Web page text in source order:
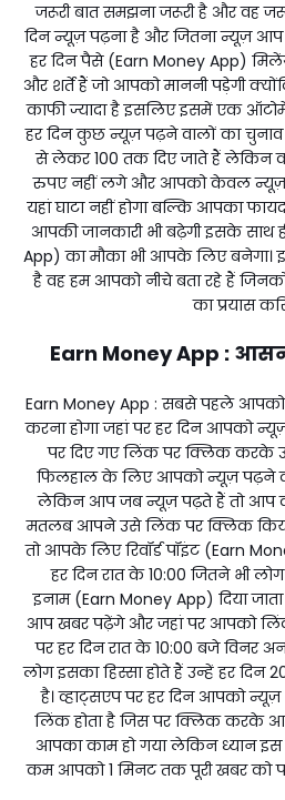
जरूरी बात समझना जरूरी है और वह
दिन न्यूज़ पढ़ना है और जितना न्यूज़
हर दिन पैसे (Earn Money App)
और शर्ते हैं जो आपको माननी पड़ेगी
काफी ज्यादा है इसलिए इसमें एक
हर दिन कुछ न्यूज़ पढ़ने वालों का चुनाव
से लेकर ₹100 तक दिए जाते हैं
रुपए नहीं लगे और आपको केवल न्यूज़
यहां घाटा नहीं होगा बल्कि आपका
आपकी जानकारी भी बढ़ेगी इसके साथ
App) का मौका भी आपके लिए
है वह हम आपको नीचे बता रहे हैं
का प्रयास
Earn Money App :
Earn Money App : सबसे पहले आपको
करना होगा जहां पर हर दिन आपको
पर दिए गए लिंक पर क्लिक करके
फिलहाल के लिए आपको न्यूज़ पढ़ने
लेकिन आप जब न्यूज़ पढ़ते हैं तो आप की
मतलब आपने उसे लिंक पर क्लिक
तो आपके लिए रिवॉर्ड पॉइंट (Earn
हर दिन रात के 10:00 जितने भी
इनाम (Earn Money App) दिया
आप खबर पढ़ेंगे और जहां पर आपको
पर हर दिन रात के 10:00 बजे विनर
लोग इसका हिस्सा होते हैं उन्हें हर दिन
है। व्हाट्सएप पर हर दिन आपको
लिंक होता है जिस पर क्लिक करके
आपका काम हो गया लेकिन ध्यान
कम आपको 1 मिनट तक पूरी खबर को